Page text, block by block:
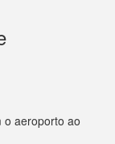
o aeroporto ao